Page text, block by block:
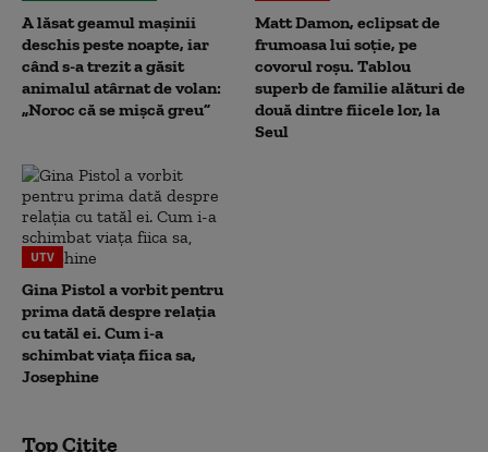
A lăsat geamul mașinii
deschis peste noapte, iar
când s-a trezit a găsit
animalul atârnat de volan:
„Noroc că se mișcă greu”
Matt Damon, eclipsat de
frumoasa lui soție, pe
covorul roșu. Tablou
superb de familie alături de
două dintre fiicele lor, la
Seul
UTV
Gina Pistol a vorbit pentru
prima dată despre relația
cu tatăl ei. Cum i-a
schimbat viața fiica sa,
Josephine
Top Citite